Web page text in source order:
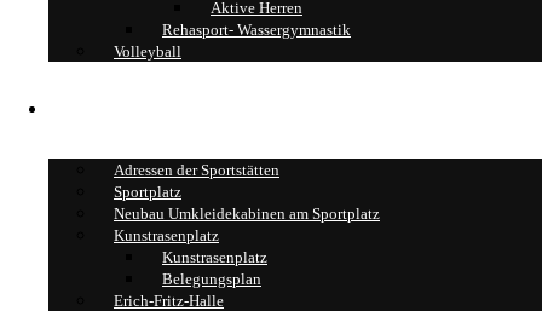
Aktive Herren
Rehasport- Wassergymnastik
Volleyball
Adressen der Sportstätten
Sportplatz
Neubau Umkleidekabinen am Sportplatz
Kunstrasenplatz
Kunstrasenplatz
Belegungsplan
Erich-Fritz-Halle